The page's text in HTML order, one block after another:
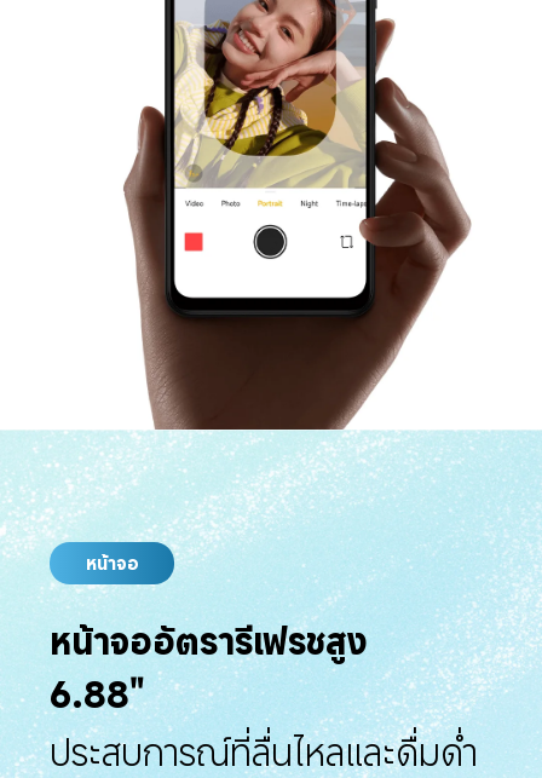
หน้าจอ
หน้าจออัตรารีเฟรชสูง
6.88"
ประสบการณ์ที่ลื่นไหลและดื่มด่ำ